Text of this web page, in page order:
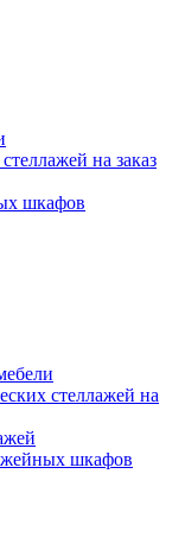
на заказ
шкафов
стеллажей на
шкафов